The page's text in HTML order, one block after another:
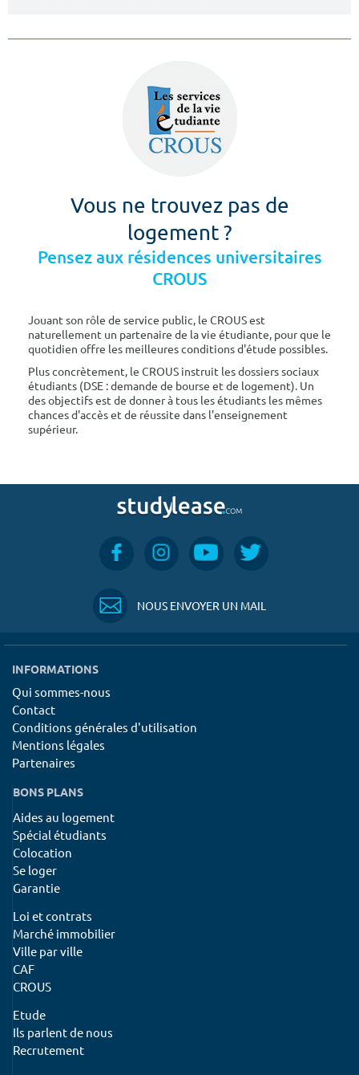
Vous ne trouvez pas de
logement ?
Pensez aux résidences universitaires
CROUS
Jouant son rôle de service public, le CROUS est
naturellement un partenaire de la vie étudiante, pour que le
quotidien offre les meilleures conditions d'étude possibles.
Plus concrètement, le CROUS instruit les dossiers sociaux
étudiants (DSE : demande de bourse et de logement). Un
des objectifs est de donner à tous les étudiants les mêmes
chances d'accès et de réussite dans l'enseignement
supérieur.
NOUS ENVOYER UN MAIL
INFORMATIONS
Qui sommes-nous
Contact
Conditions générales d'utilisation
Mentions légales
Partenaires
BONS PLANS
Aides au logement
Spécial étudiants
Colocation
Se loger
Garantie
Loi et contrats
Marché immobilier
Ville par ville
CAF
CROUS
Etude
Ils parlent de nous
Recrutement